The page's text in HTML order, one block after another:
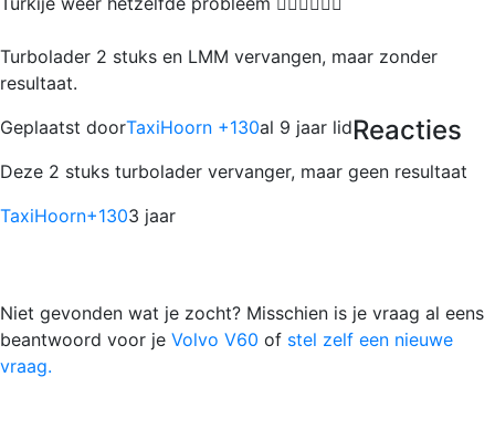
Turbolader 2 stuks en LMM vervangen, maar zonder
resultaat.
Geplaatst doorTaxiHoorn +130al 9 jaar lidReacties
Deze 2 stuks turbolader vervanger, maar geen resultaat
TaxiHoorn+1303 jaar
Niet gevonden wat je zocht? Misschien is je vraag al eens
beantwoord voor je Volvo V60 of stel zelf een nieuwe
vraag.